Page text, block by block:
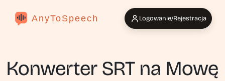
AnyToSpeech Logowanie/Rejestracja
Konwerter SRT na Mowę